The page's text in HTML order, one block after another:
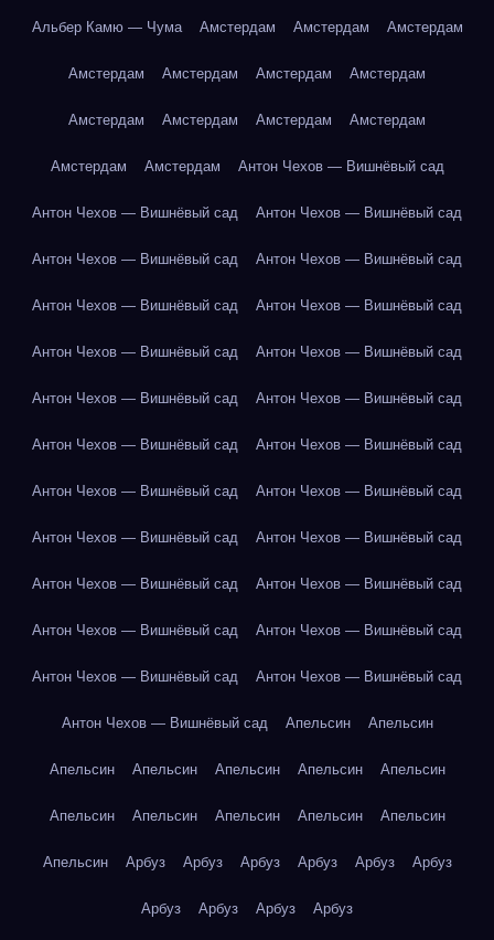
Альбер Камю — Чума Амстердам Амстердам Амстердам
Амстердам Амстердам Амстердам Амстердам
Амстердам Амстердам Амстердам Амстердам
Амстердам Амстердам Антон Чехов — Вишнёвый сад
Антон Чехов — Вишнёвый сад Антон Чехов — Вишнёвый сад
Антон Чехов — Вишнёвый сад Антон Чехов — Вишнёвый сад
Антон Чехов — Вишнёвый сад Антон Чехов — Вишнёвый сад
Антон Чехов — Вишнёвый сад Антон Чехов — Вишнёвый сад
Антон Чехов — Вишнёвый сад Антон Чехов — Вишнёвый сад
Антон Чехов — Вишнёвый сад Антон Чехов — Вишнёвый сад
Антон Чехов — Вишнёвый сад Антон Чехов — Вишнёвый сад
Антон Чехов — Вишнёвый сад Антон Чехов — Вишнёвый сад
Антон Чехов — Вишнёвый сад Антон Чехов — Вишнёвый сад
Антон Чехов — Вишнёвый сад Антон Чехов — Вишнёвый сад
Антон Чехов — Вишнёвый сад Антон Чехов — Вишнёвый сад
Антон Чехов — Вишнёвый сад Апельсин Апельсин
Апельсин Апельсин Апельсин Апельсин Апельсин
Апельсин Апельсин Апельсин Апельсин Апельсин
Апельсин Арбуз Арбуз Арбуз Арбуз Арбуз Арбуз
Арбуз Арбуз Арбуз Арбуз